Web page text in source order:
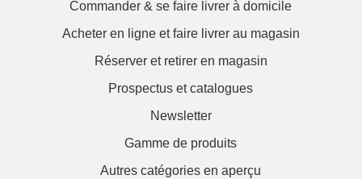
Commander & se faire livrer à domicile
Acheter en ligne et faire livrer au magasin
Réserver et retirer en magasin
Prospectus et catalogues
Newsletter
Gamme de produits
Autres catégories en aperçu